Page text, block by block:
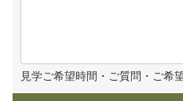
見学ご希望時間・ご質問・ご希